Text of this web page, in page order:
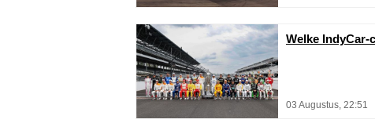
Welke
03 Augustus, 22:51